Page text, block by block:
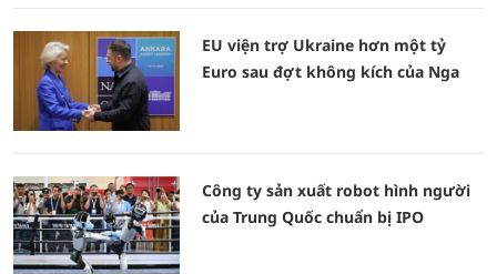
EU viện trợ Ukraine hơn một tỷ
Euro sau đợt không kích của Nga
Công ty sản xuất robot hình người
của Trung Quốc chuẩn bị IPO